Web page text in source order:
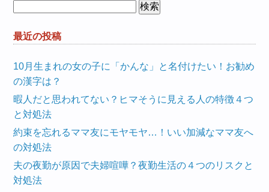
最近の投稿
10月生まれの女の子に「かんな」と名付けたい！お勧め
の漢字は？
暇人だと思われてない？ヒマそうに見える人の特徴４つ
と対処法
約束を忘れるママ友にモヤモヤ…！いい加減なママ友へ
の対処法
夫の夜勤が原因で夫婦喧嘩？夜勤生活の４つのリスクと
対処法